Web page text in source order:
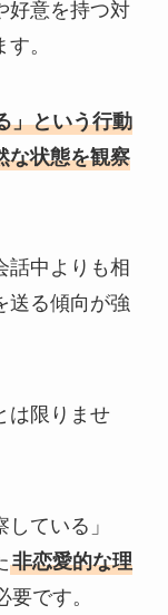
好意を持つ対
。
」という行動
な状態を観察
話中よりも相
送る傾向が強
は限りませ
ている」
非恋愛的な理
です。